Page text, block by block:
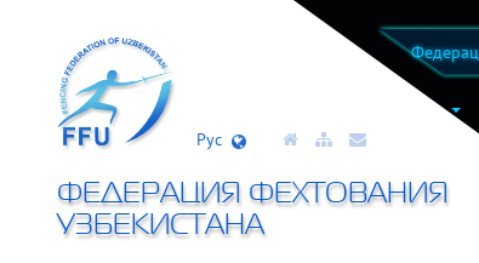
Рус
ФЕДЕРАЦИЯ ФЕХТОВАНИЯ
УЗБЕКИСТАНА